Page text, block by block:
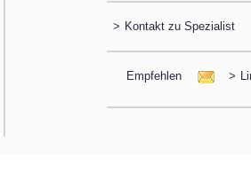
> Kontakt zu Spezialist
Empfehlen >